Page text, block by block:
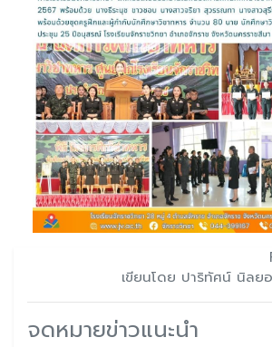
เขียนโดย ปาริทัศน์ นิลย
จดหมายข่าวแนะนำ